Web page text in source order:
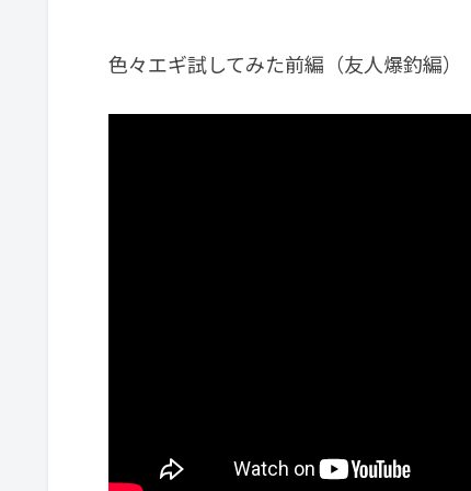
色々エギ試してみた前編（友人爆釣編）